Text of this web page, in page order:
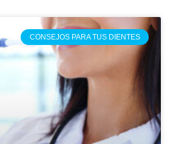
CONSEJOS PARA TUS DIENTES